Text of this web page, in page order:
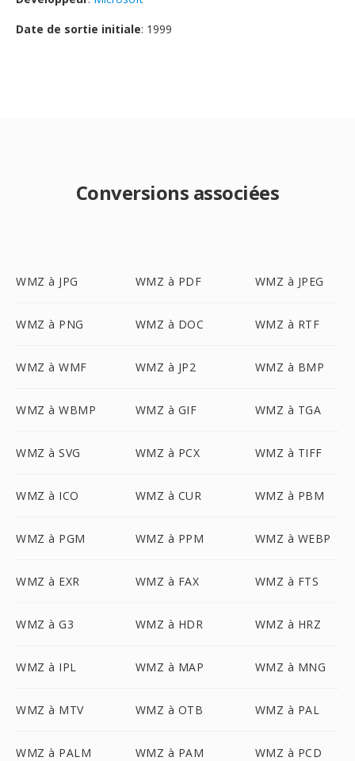
Date de sortie initiale: 1999
Conversions associées
WMZ à JPG WMZ à PDF WMZ à JPEG
WMZ à PNG WMZ à DOC WMZ à RTF
WMZ à WMF WMZ à JP2 WMZ à BMP
WMZ à WBMP WMZ à GIF WMZ à TGA
WMZ à SVG WMZ à PCX WMZ à TIFF
WMZ à ICO WMZ à CUR WMZ à PBM
WMZ à PGM WMZ à PPM WMZ à WEBP
WMZ à EXR WMZ à FAX WMZ à FTS
WMZ à G3 WMZ à HDR WMZ à HRZ
WMZ à IPL WMZ à MAP WMZ à MNG
WMZ à MTV WMZ à OTB WMZ à PAL
WMZ à PALM WMZ à PAM WMZ à PCD